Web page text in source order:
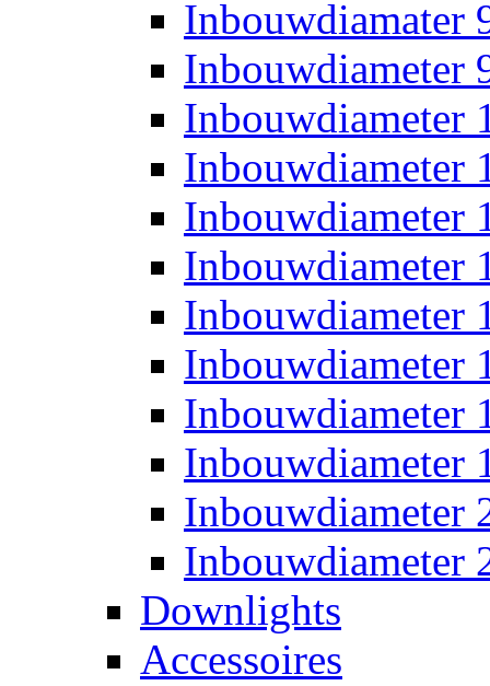
Inbouwdiamater
Inbouwdiameter
Inbouwdiameter
Inbouwdiameter
Inbouwdiameter
Inbouwdiameter
Inbouwdiameter
Inbouwdiameter
Inbouwdiameter
Inbouwdiameter
Inbouwdiameter
Inbouwdiameter
Downlights
Accessoires